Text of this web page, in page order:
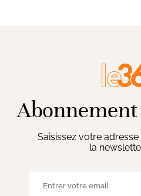
Saisissez votre
la